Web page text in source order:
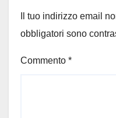
Il tuo indirizzo email
obbligatori sono
Commento *